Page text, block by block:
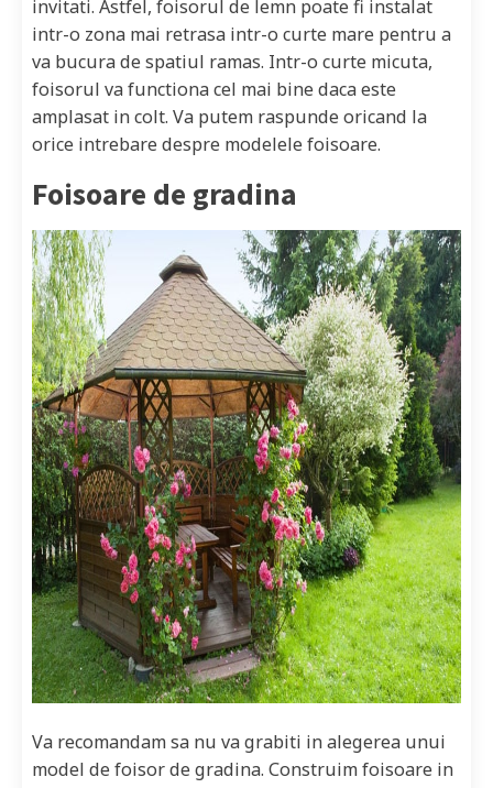
invitati. Astfel, foisorul de lemn poate fi instalat
intr-o zona mai retrasa intr-o curte mare pentru a
va bucura de spatiul ramas. Intr-o curte micuta,
foisorul va functiona cel mai bine daca este
amplasat in colt. Va putem raspunde oricand la
orice intrebare despre modelele foisoare.
Foisoare de gradina
Va recomandam sa nu va grabiti in alegerea unui
model de foisor de gradina. Construim foisoare in